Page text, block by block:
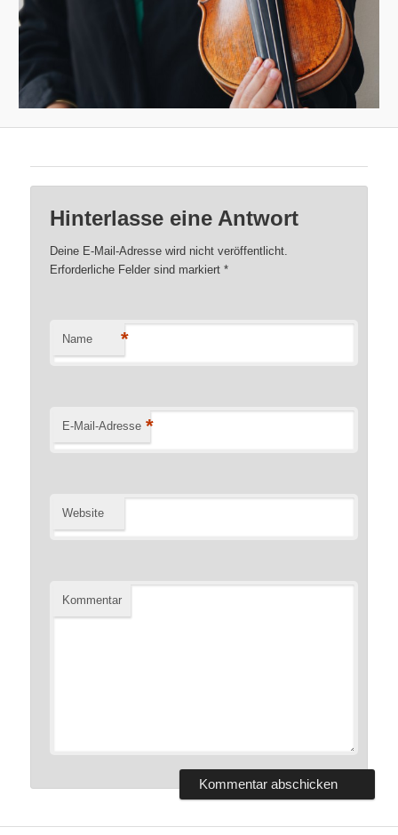
Hinterlasse eine Antwort
Deine E-Mail-Adresse wird nicht veröffentlicht.
Erforderliche Felder sind markiert*
Name *
E-Mail-Adresse *
Website
Kommentar